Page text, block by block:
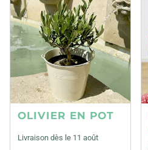
OLIVIER EN POT
Livraison dès le 11 août